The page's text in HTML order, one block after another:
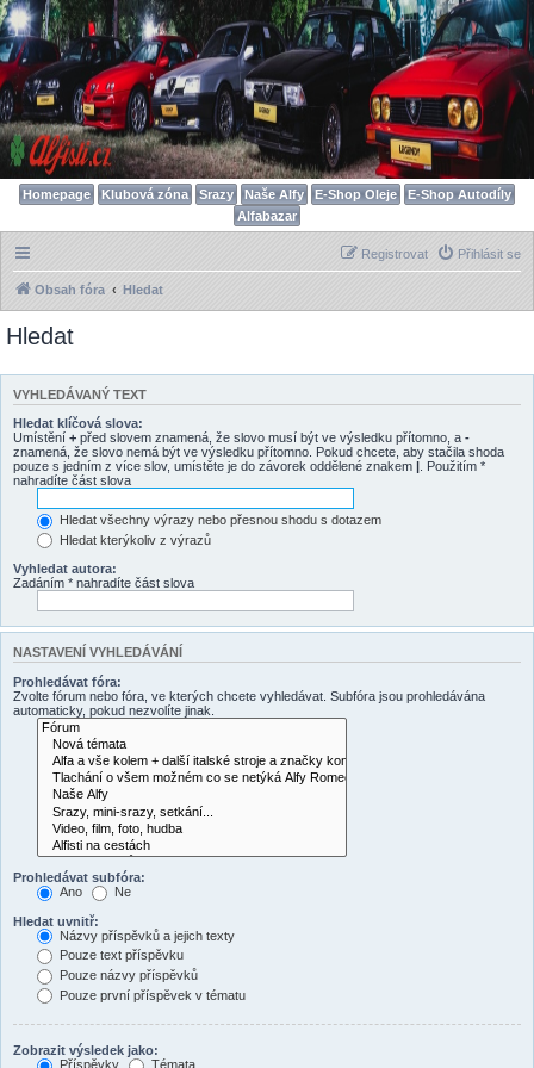
Homepage Klubová zóna Srazy Naše Alfy E-Shop Oleje
E-Shop Autodíly
Alfabazar
Přihlásit se
Registrovat
Obsah fóra Hledat
Hledat
VYHLEDÁVANÝ TEXT
Hledat klíčová slova:
Umístění + před slovem znamená, že slovo musí být ve výsledku přítomno, a -
znamená, že slovo nemá být ve výsledku přítomno. Pokud chcete, aby stačila shoda
pouze s jedním z více slov, umístěte je do závorek oddělené znakem | . Použitím *
nahradíte část slova
Hledat všechny výrazy nebo přesnou shodu s dotazem
Hledat kterýkoliv z výrazů
Vyhledat autora:
Zadáním * nahradíte část slova
NASTAVENÍ VYHLEDÁVÁNÍ
Prohledávat fóra:
Zvolte fórum nebo fóra, ve kterých chcete vyhledávat. Subfóra jsou prohledávána
automaticky, pokud nezvolíte jinak.
Prohledávat subfóra:
Ano
Ne
Hledat uvnitř:
Názvy příspěvků a jejich texty
Pouze text příspěvku
Pouze názvy příspěvků
Pouze první příspěvek v tématu
Zobrazit výsledek jako:
Příspěvky
Témata